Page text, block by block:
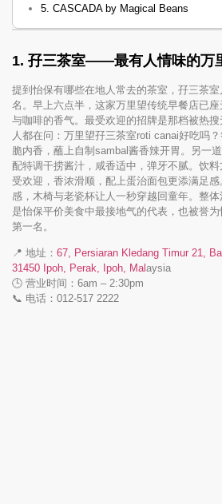
5. CASCADA by Magical Beans
1. 孖三茶室——最有人情味的万
提到怡保有哪些在地人常去的茶室，孖三茶
名。早上六点半，这家万里望传统早餐店已
与咖啡的香气。最受欢迎的招牌是那档被热
人都在问：万里望孖三茶室roti canai好吃吗
脆内香，蘸上自制sambal酱香辣开胃。另一
配特调干捞酱汁，咸香适中，弹牙不腻。饮
受欢迎，香浓滑顺，配上蛋治面包更添满足
感，木椅与老瓷杯让人一秒穿越回童年。整体
是怡保平价美食中最接地气的代表，也被誉
第一名。
📍 地址： 67, Persiaran Kledang Timur 21,
31450 Ipoh, Perak, Ipoh, Malaysia
🕒 营业时间：6am – 2:30pm
📞 电话：012-517 2222